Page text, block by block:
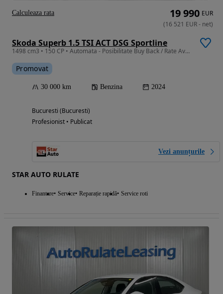
Skoda Superb 1.5 TSI ACT DSG Sportline
1498 cm3 • 150 CP • Automata - Posibilitate Buy Back / Rate Avans 0% / Garantie 36 Luni
Promovat
30 000 km Benzina 2024
Bucuresti (Bucuresti)
Profesionist • Publicat
Vezi anunțurile
STAR AUTO RULATE
Finantare Service Reparație rapidă Service roti
19 990 EUR
(16 521 EUR- net)
Calculeaza rata